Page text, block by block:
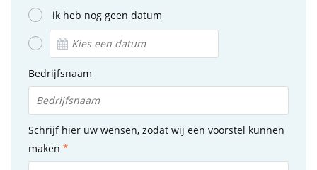
ik heb nog geen datum
Bedrijfsnaam
Schrijf hier uw wensen, zodat wij een voorstel kunnen
maken